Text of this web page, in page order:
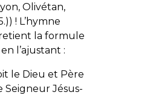
Olivétan,
! L’hymne
retient la formule
l’ajustant :
le Dieu et Père
Seigneur Jésus-